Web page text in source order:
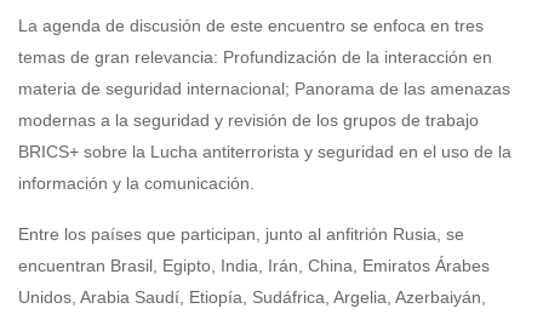
La agenda de discusión de este encuentro se enfoca en tres
temas de gran relevancia: Profundización de la interacción en
materia de seguridad internacional; Panorama de las amenazas
modernas a la seguridad y revisión de los grupos de trabajo
BRICS+ sobre la Lucha antiterrorista y seguridad en el uso de la
información y la comunicación.
Entre los países que participan, junto al anfitrión Rusia, se
encuentran Brasil, Egipto, India, Irán, China, Emiratos Árabes
Unidos, Arabia Saudí, Etiopía, Sudáfrica, Argelia, Azerbaiyán,